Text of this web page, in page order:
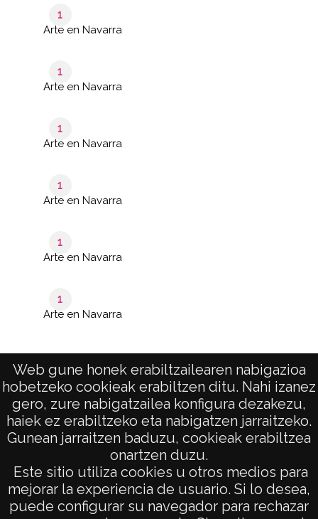
Web gune honek erabiltzailearen nabigazioa
hobetzeko cookieak erabiltzen ditu. Nahi izanez
gero, zure nabigatzailea konfigura dezakezu,
haiek ez erabiltzeko eta nabigatzen jarraitzeko.
Gunean jarraitzen baduzu, cookieak erabiltzea
onartzen duzu.
Este sitio utiliza cookies u otros medios para
mejorar la experiencia de usuario. Si lo desea,
puede configurar su navegador para rechazar
1
Arte en Navarra
1
Arte en Navarra
1
Arte en Navarra
1
Arte en Navarra
1
Arte en Navarra
1
Arte en Navarra
de 8
páginas
de
282
results
AVISO LEGAL
POLÍTICA DE PRIVACIDAD
ACCESIBILIDAD